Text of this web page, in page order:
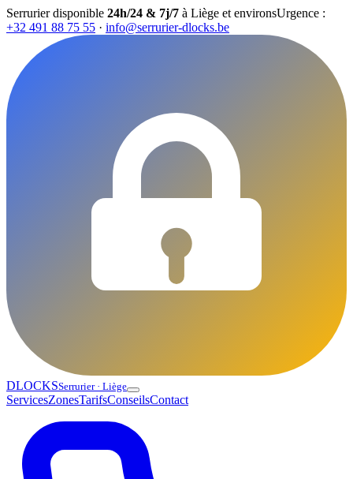
Serrurier disponible 24h/24 & 7j/7 à Liège et environsUrgence :
+32 491 88 75 55 · info@serrurier-dlocks.be
DLOCKSSerrurier · Liège
ServicesZonesTarifsConseilsContact